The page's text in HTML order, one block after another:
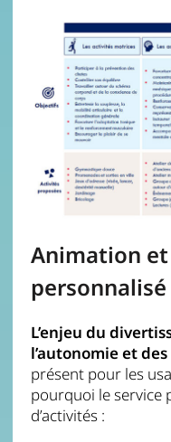
Animation
personnalisé
L’enjeu du
l’autonomie et
présent pour les
pourquoi le service
d’activités :